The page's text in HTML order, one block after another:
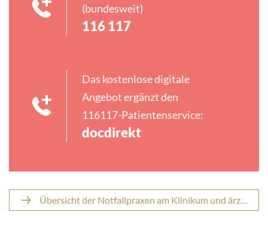
(bundesweit)
116 117
Das kostenlose digitale
Angebot ergänzt den
116117-Patientenservice:
docdirekt
Übersicht der Notfallpraxen am Klinikum und ärztlicher Bereitschaftsdienst